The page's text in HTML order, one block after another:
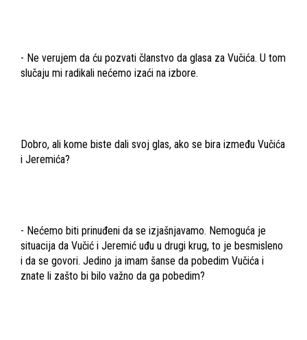
- Ne verujem da ću pozvati članstvo da glasa za Vučića. U tom
slučaju mi radikali nećemo izaći na izbore.
Dobro, ali kome biste dali svoj glas, ako se bira između Vučića
i Jeremića?
- Nećemo biti prinuđeni da se izjašnjavamo. Nemoguća je
situacija da Vučić i Jeremić uđu u drugi krug, to je besmisleno
i da se govori. Jedino ja imam šanse da pobedim Vučića i
znate li zašto bi bilo važno da ga pobedim?